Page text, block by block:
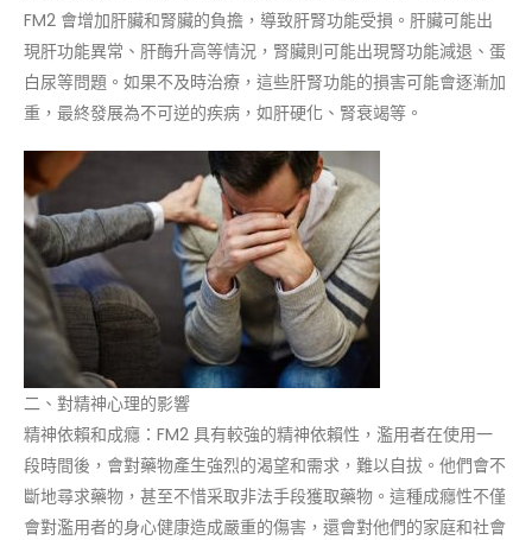
FM2 會增加肝臟和腎臟的負擔，導致肝腎功能受損。肝臟可能出
現肝功能異常、肝酶升高等情況，腎臟則可能出現腎功能減退、蛋
白尿等問題。如果不及時治療，這些肝腎功能的損害可能會逐漸加
重，最終發展為不可逆的疾病，如肝硬化、腎衰竭等。
二、對精神心理的影響
精神依賴和成癮：FM2 具有較強的精神依賴性，濫用者在使用一
段時間後，會對藥物產生強烈的渴望和需求，難以自拔。他們會不
斷地尋求藥物，甚至不惜采取非法手段獲取藥物。這種成癮性不僅
會對濫用者的身心健康造成嚴重的傷害，還會對他們的家庭和社會